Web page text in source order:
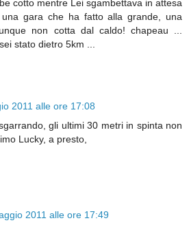
cotto mentre Lei sgambettava in attesa
gara che ha fatto alla grande, una
non cotta dal caldo! chapeau ...
stato dietro 5km ...
2011 alle ore 17:08
gli ultimi 30 metri in spinta non
Lucky, a presto,
2011 alle ore 17:49